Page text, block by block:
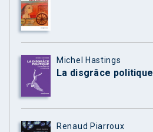
Michel Hastings
La disgrâce politique
Renaud Piarroux